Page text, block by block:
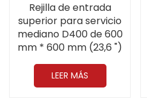
Rejilla de entrada
superior para servicio
mediano D400 de 600
mm * 600 mm (23,6 ")
LEER MÁS